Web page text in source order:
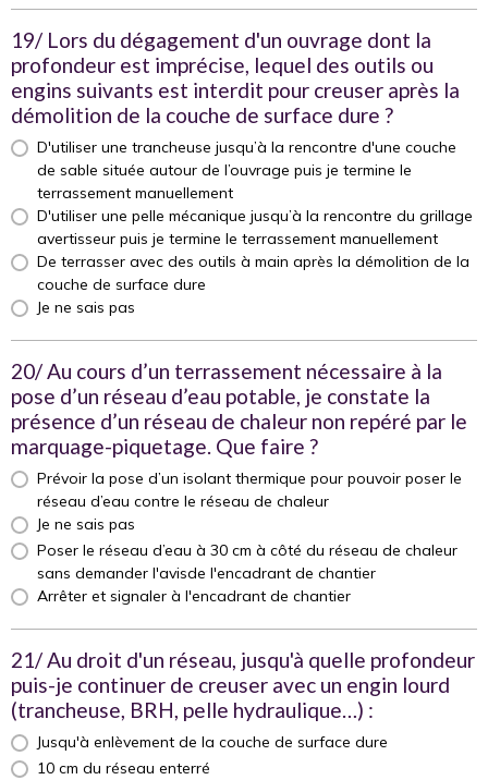
19/ Lors du dégagement d'un ouvrage dont la
profondeur est imprécise, lequel des outils ou
engins suivants est interdit pour creuser après la
démolition de la couche de surface dure ?
D'utiliser une trancheuse jusqu’à la rencontre d'une couche
de sable située autour de l’ouvrage puis je termine le
terrassement manuellement
D'utiliser une pelle mécanique jusqu’à la rencontre du grillage
avertisseur puis je termine le terrassement manuellement
De terrasser avec des outils à main après la démolition de la
couche de surface dure
Je ne sais pas
20/ Au cours d’un terrassement nécessaire à la
pose d’un réseau d’eau potable, je constate la
présence d’un réseau de chaleur non repéré par le
marquage-piquetage. Que faire ?
Prévoir la pose d’un isolant thermique pour pouvoir poser le
réseau d’eau contre le réseau de chaleur
Je ne sais pas
Poser le réseau d’eau à 30 cm à côté du réseau de chaleur
sans demander l'avisde l'encadrant de chantier
Arrêter et signaler à l'encadrant de chantier
21/ Au droit d'un réseau, jusqu'à quelle profondeur
puis-je continuer de creuser avec un engin lourd
(trancheuse, BRH, pelle hydraulique…) :
Jusqu'à enlèvement de la couche de surface dure
10 cm du réseau enterré